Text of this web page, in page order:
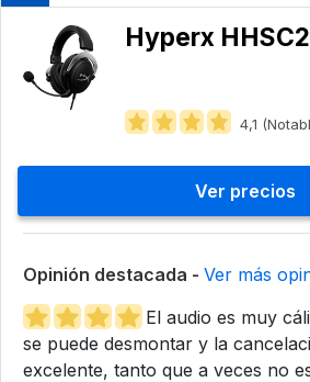
4,1
Ver precios
Opinión destacada - Ver más
El audio es muy
se puede desmontar y la
excelente, tanto que a veces no